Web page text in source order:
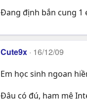
Đang định bắn cung 1
Cute9x 16/12/09
Em học sinh ngoan
Đâu có đú, ham mê